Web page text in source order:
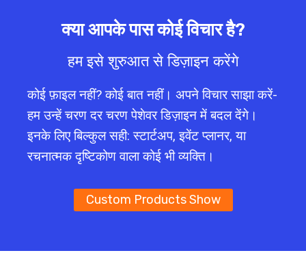
क्या आपके पास कोई विचार है?
हम इसे शुरुआत से डिज़ाइन करेंगे
कोई फ़ाइल नहीं? कोई बात नहीं। अपने विचार साझा करें-
हम उन्हें चरण दर चरण पेशेवर डिज़ाइन में बदल देंगे।
इनके लिए बिल्कुल सही: स्टार्टअप, इवेंट प्लानर, या
रचनात्मक दृष्टिकोण वाला कोई भी व्यक्ति।
Custom Products Show
NL